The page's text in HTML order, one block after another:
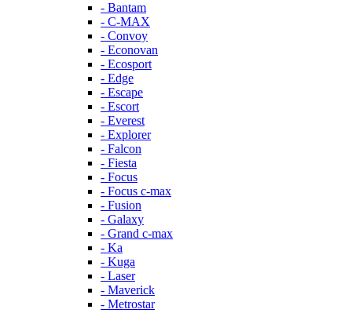
- Bantam
- C-MAX
- Convoy
- Econovan
- Ecosport
- Edge
- Escape
- Escort
- Everest
- Explorer
- Falcon
- Fiesta
- Focus
- Focus c-max
- Fusion
- Galaxy
- Grand c-max
- Ka
- Kuga
- Laser
- Maverick
- Metrostar